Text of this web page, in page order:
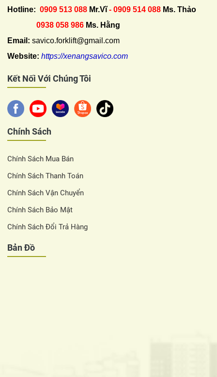
Hotline: 0909 513 088 Mr.Vĩ- 0909 514 088 Ms. Thảo
0938 058 986 Ms. Hằng
Email: savico.forklift@gmail.com
Website: https://xenangsavico.com
Kết Nối Với Chúng Tôi
Chính Sách
Chính Sách Mua Bán
Chính Sách Thanh Toán
Chính Sách Vận Chuyển
Chính Sách Bảo Mật
Chính Sách Đổi Trả Hàng
Bản Đồ